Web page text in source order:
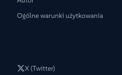
Ogólne warunki użytkowania
X (Twitter)